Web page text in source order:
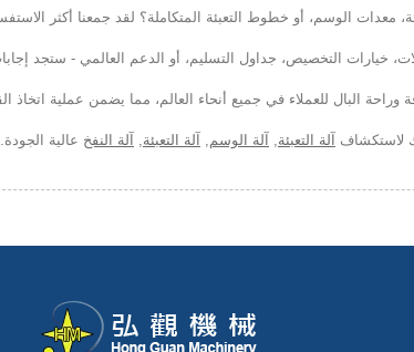
معدات الوسم، أو خطوط التعبئة المتكاملة؟ لقد جمعنا أكثر
خيارات التخصيص، جداول التسليم، أو الدعم العالمي - ستجد
البال للعملاء في جميع أنحاء العالم، مما يضمن عملية اتخاذ
آلة التعبئة, آلة الوسم, آلة التعبئة, آلة النفخ عالية الجودة.